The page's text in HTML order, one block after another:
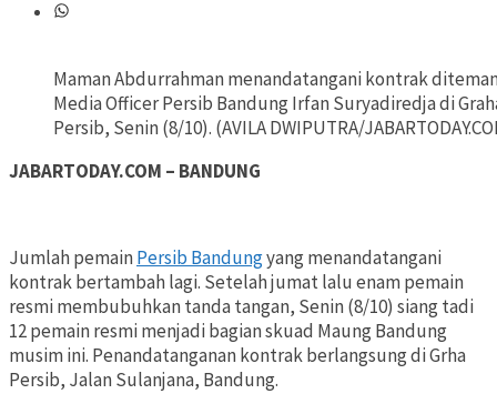
Maman Abdurrahman menandatangani kontrak
Media Officer Persib Bandung Irfan Suryadiredja di
Persib, Senin (8/10). (AVILA DWIPUTRA/
JABARTODAY.COM – BANDUNG
Jumlah pemainPersib Bandungyang menandatangani
kontrak bertambah lagi. Setelah jumat lalu enam pemain
resmi membubuhkan tanda tangan, Senin (8/10) siang tadi
12 pemain resmi menjadi bagian skuad Maung Bandung
musim ini. Penandatanganan kontrak berlangsung di Grha
Persib, Jalan Sulanjana, Bandung.